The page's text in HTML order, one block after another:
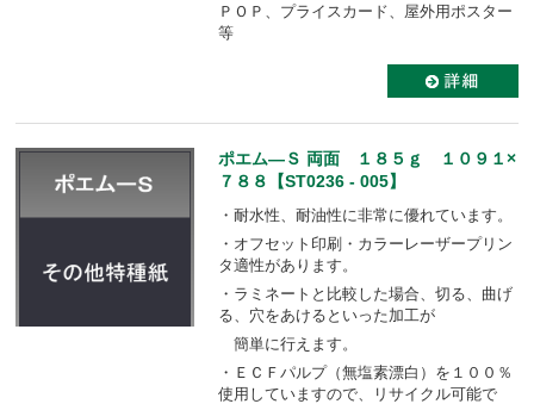
ＰＯＰ、プライスカード、屋外用ポスター
等
ポエム―Ｓ 両面 １８５ｇ １０９１×
７８８【ST0236 - 005】
・耐水性、耐油性に非常に優れています。
・オフセット印刷・カラーレーザープリン
タ適性があります。
・ラミネートと比較した場合、切る、曲げ
る、穴をあけるといった加工が
簡単に行えます。
・ＥＣＦパルプ（無塩素漂白）を１００％
使用していますので、リサイクル可能で